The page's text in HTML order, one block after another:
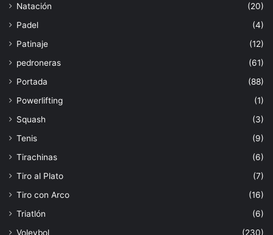
Natación
(20)
Padel
(4)
Patinaje
(12)
pedroneras
(61)
Portada
(88)
Powerlifting
(1)
Squash
(3)
Tenis
(9)
Tirachinas
(6)
Tiro al Plato
(7)
Tiro con Arco
(16)
Triatlón
(6)
Voleybol
(230)